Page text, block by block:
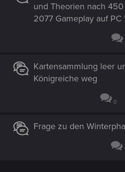
und Theorien nach
2077 Gameplay auf PC
Kartensammlung leer
Königreiche weg
0
Frage zu den
1